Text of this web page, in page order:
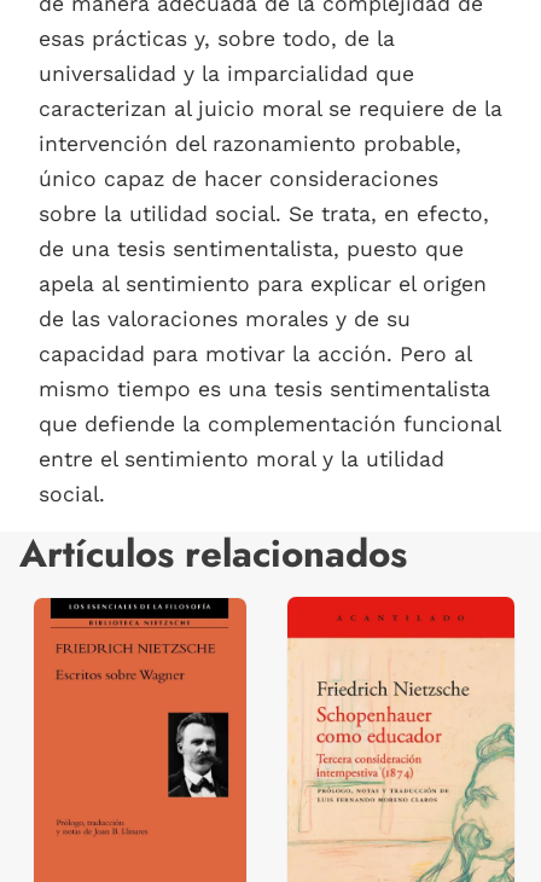
esas prácticas y, sobre todo, de la
universalidad y la imparcialidad que
caracterizan al juicio moral se requiere de la
intervención del razonamiento probable,
único capaz de hacer consideraciones
sobre la utilidad social. Se trata, en efecto,
de una tesis sentimentalista, puesto que
apela al sentimiento para explicar el origen
de las valoraciones morales y de su
capacidad para motivar la acción. Pero al
mismo tiempo es una tesis sentimentalista
que defiende la complementación funcional
entre el sentimiento moral y la utilidad
social.
Artículos relacionados